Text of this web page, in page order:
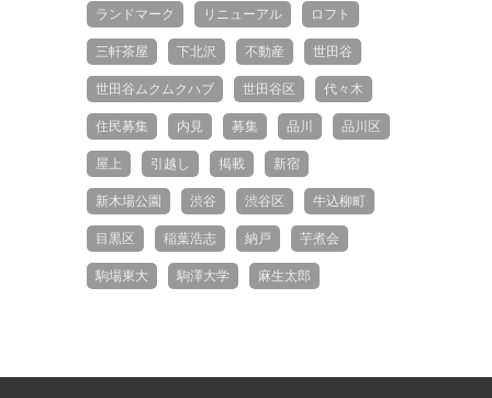
ランドマーク リニューアル ロフト
三軒茶屋 下北沢 不動産 世田谷
世田谷ムクムクハブ 世田谷区 代々木
住民募集 内見 募集 品川 品川区
屋上 引越し 掲載 新宿
新木場公園 渋谷 渋谷区 牛込柳町
目黒区 稲葉浩志 納戸 芋煮会
駒場東大 駒澤大学 麻生太郎